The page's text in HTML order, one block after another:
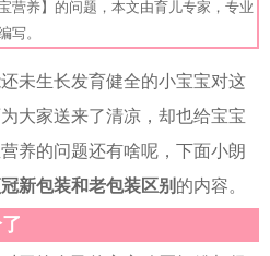
营养】的问题，本文由育儿专家，专业
写。
未生长发育健全的小宝宝对这
大家送来了清凉，却也给宝宝
养的问题还有啥呢，下面小朗
新包装和老包装区别 的内容。